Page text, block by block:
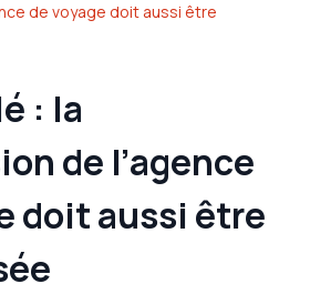
de voyage doit aussi être
: la
de l’agence
doit aussi être